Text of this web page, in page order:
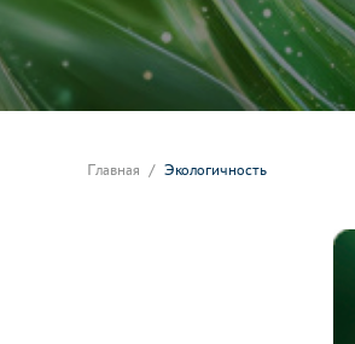
Главная Экологичность